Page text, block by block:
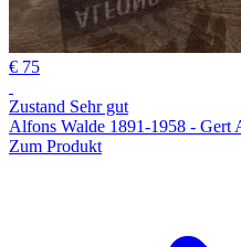
€ 75
Zustand Sehr gut
Alfons Walde 1891-1958 - Gert
Zum Produkt